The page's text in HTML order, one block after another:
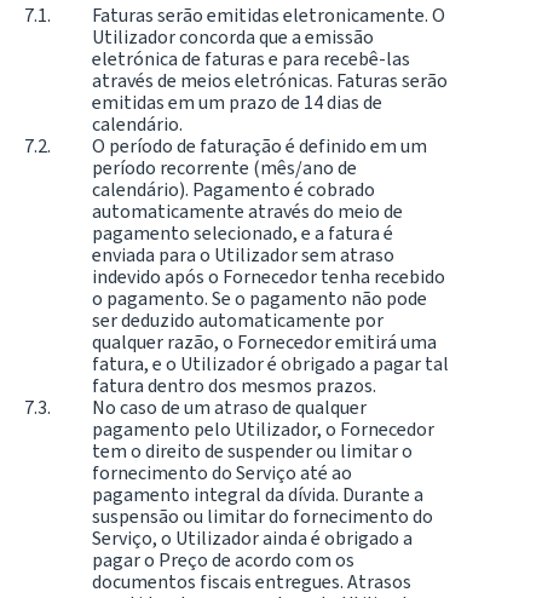
Faturas serão emitidas eletronicamente. O
Utilizador concorda que a emissão
eletrónica de faturas e para recebê-las
através de meios eletrónicas. Faturas serão
emitidas em um prazo de 14 dias de
calendário.
O período de faturação é definido em um
período recorrente (mês/ano de
calendário). Pagamento é cobrado
automaticamente através do meio de
pagamento selecionado, e a fatura é
enviada para o Utilizador sem atraso
indevido após o Fornecedor tenha recebido
o pagamento. Se o pagamento não pode
ser deduzido automaticamente por
qualquer razão, o Fornecedor emitirá uma
fatura, e o Utilizador é obrigado a pagar tal
fatura dentro dos mesmos prazos.
No caso de um atraso de qualquer
pagamento pelo Utilizador, o Fornecedor
tem o direito de suspender ou limitar o
fornecimento do Serviço até ao
pagamento integral da dívida. Durante a
suspensão ou limitar do fornecimento do
Serviço, o Utilizador ainda é obrigado a
pagar o Preço de acordo com os
documentos fiscais entregues. Atrasos